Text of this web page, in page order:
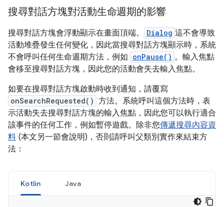
搜尋對話方塊對活動生命週期的影響
搜尋對話方塊會浮動顯示在畫面頂端。 Dialog 這不會導致
活動堆疊發生任何變化，因此當搜尋對話方塊顯示時，系統
不會呼叫任何生命週期方法，例如 onPause() 。輸入焦點
會移至搜尋對話方塊，因此您的活動會失去輸入焦點。
如要在搜尋對話方塊啟動時收到通知，請覆寫
onSearchRequested() 方法。系統呼叫這個方法時，表
示活動失去搜尋對話方塊的輸入焦點，因此您可以執行適合
該事件的任何工作，例如暫停遊戲。除非您傳遞搜尋內容資
料 (本文另一節會說明)，否則請呼叫父類別實作來結束方
法：
Kotlin Java